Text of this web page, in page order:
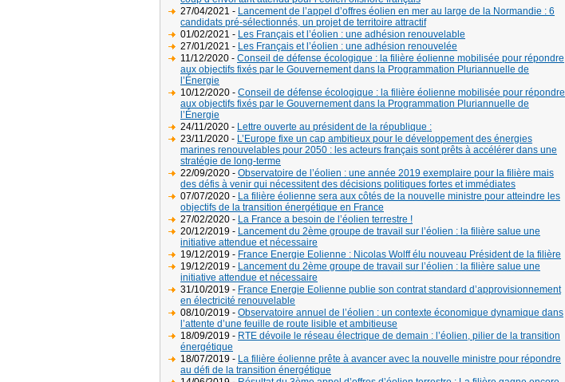
27/04/2021 - Lancement de l’appel d’offres éolien en mer au large de la Normandie : 6
candidats pré-sélectionnés, un projet de territoire attractif
01/02/2021 - Les Français et l’éolien : une adhésion renouvelable
27/01/2021 - Les Français et l’éolien : une adhésion renouvelée
11/12/2020 - Conseil de défense écologique : la filière éolienne mobilisée pour répondre
aux objectifs fixés par le Gouvernement dans la Programmation Pluriannuelle de
l’Énergie
10/12/2020 - Conseil de défense écologique : la filière éolienne mobilisée pour répondre
aux objectifs fixés par le Gouvernement dans la Programmation Pluriannuelle de
l’Énergie
24/11/2020 - Lettre ouverte au président de la république :
23/11/2020 - L’Europe fixe un cap ambitieux pour le développement des énergies
marines renouvelables pour 2050 : les acteurs français sont prêts à accélérer dans une
stratégie de long-terme
22/09/2020 - Observatoire de l’éolien : une année 2019 exemplaire pour la filière mais
des défis à venir qui nécessitent des décisions politiques fortes et immédiates
07/07/2020 - La filière éolienne sera aux côtés de la nouvelle ministre pour atteindre les
objectifs de la transition énergétique en France
27/02/2020 - La France a besoin de l’éolien terrestre !
20/12/2019 - Lancement du 2ème groupe de travail sur l’éolien : la filière salue une
initiative attendue et nécessaire
19/12/2019 - France Energie Eolienne : Nicolas Wolff élu nouveau Président de la filière
19/12/2019 - Lancement du 2ème groupe de travail sur l’éolien : la filière salue une
initiative attendue et nécessaire
31/10/2019 - France Energie Eolienne publie son contrat standard d’approvisionnement
en électricité renouvelable
08/10/2019 - Observatoire annuel de l’éolien : un contexte économique dynamique dans
l’attente d’une feuille de route lisible et ambitieuse
18/09/2019 - RTE dévoile le réseau électrique de demain : l’éolien, pilier de la transition
énergétique
18/07/2019 - La filière éolienne prête à avancer avec la nouvelle ministre pour répondre
au défi de la transition énergétique